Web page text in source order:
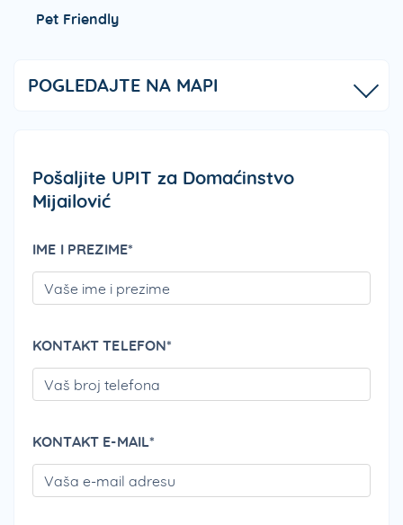
Pet Friendly
POGLEDAJTE NA MAPI
Pošaljite UPIT za Domaćinstvo
Mijailović
IME I PREZIME*
KONTAKT TELEFON*
KONTAKT E-MAIL*